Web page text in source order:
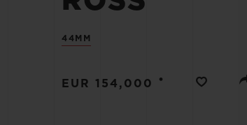
44MM
EUR 154,000 •
SERVICES